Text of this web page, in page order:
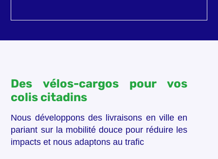
Des vélos-cargos pour vos
colis citadins
Nous développons des livraisons en ville en
pariant sur la mobilité douce pour réduire les
impacts et nous adaptons au trafic